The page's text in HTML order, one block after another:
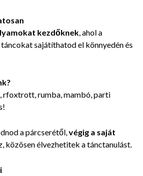
kezdőknek, ahol a
sajátíthatod el könnyedén és
rfoxtrott, rumba, mambó, parti
a párcserétől,végig a saját
közösen élvezhetitek a tánctanulást.